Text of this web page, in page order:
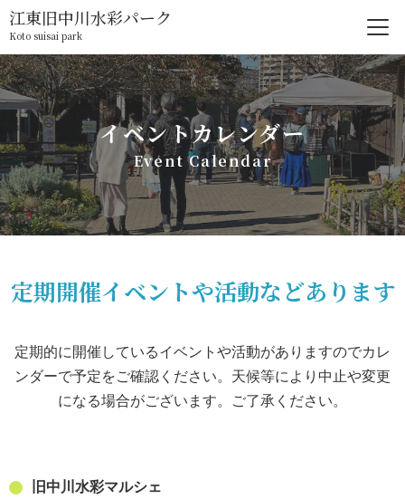
江東旧中川水彩パーク
Koto suisai park
イベントカレンダー
Event Calendar
定期開催イベントや活動などあります
定期的に開催しているイベントや活動がありますのでカレ
ンダーで予定をご確認ください。天候等により中止や変更
になる場合がございます。ご了承ください。
旧中川水彩マルシェ